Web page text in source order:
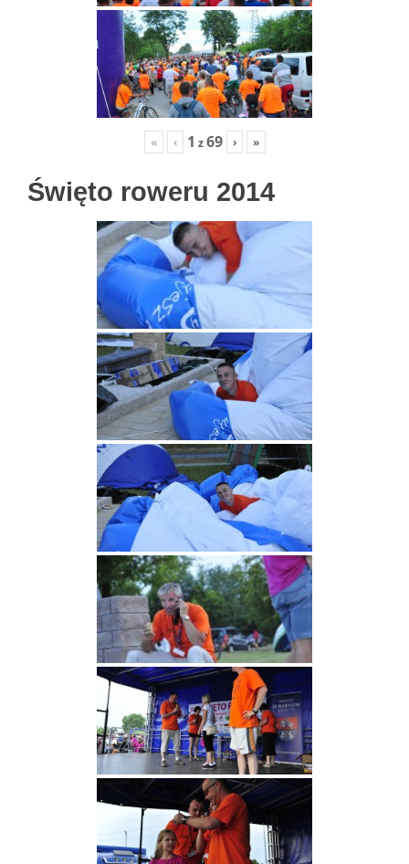
« ‹ 1 z69 › »
Święto roweru 2014